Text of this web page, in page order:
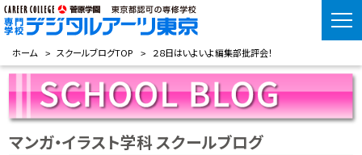
ホーム スクールブログTOP ２８日はいよいよ編集部批評会！
マンガ・イラスト学科 スクールブログ